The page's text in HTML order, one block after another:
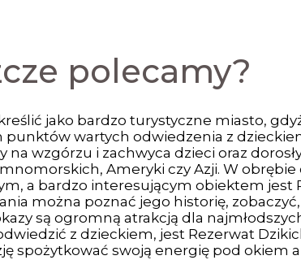
polecamy?
jako bardzo turystyczne miasto,
punktów wartych odwiedzenia z
na wzgórzu i zachwyca dzieci oraz
Ameryki czy Azji. W
a bardzo interesującym obiektem jest
można poznać jego historię,
są ogromną atrakcją dla
z dzieckiem, jest Rezerwat
spożytkować swoją energię pod okiem